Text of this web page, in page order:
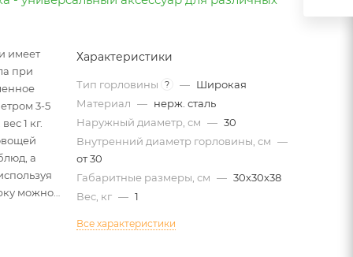
имеет
при
3-5
1 кг.
а
можно
Характеристики
Тип горловины ? — Широкая
Материал — нерж. сталь
Наружный диаметр, см — 30
Внутренний диаметр горловины, см —
от 30
Габаритные размеры, см — 30х30х38
Вес, кг — 1
Все характеристики